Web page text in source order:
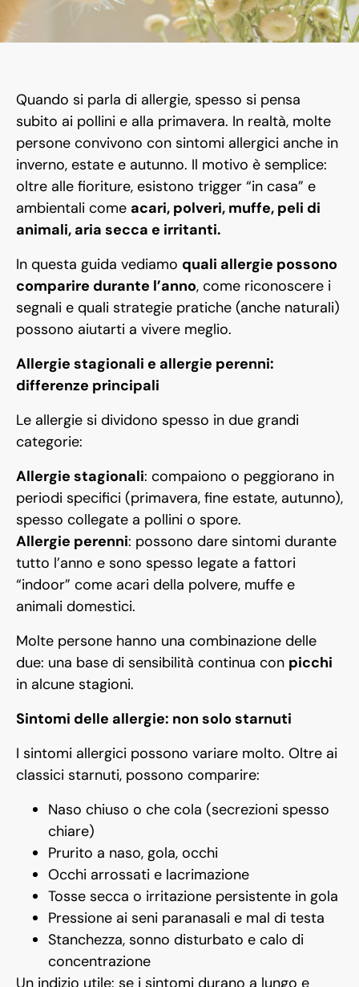
Quando si parla di allergie, spesso si pensa
subito ai pollini e alla primavera. In realtà, molte
persone convivono con sintomi allergici anche in
inverno, estate e autunno. Il motivo è semplice:
oltre alle fioriture, esistono trigger “in casa” e
ambientali come acari, polveri, muffe, peli di
animali, aria secca e irritanti.
In questa guida vediamo quali allergie possono
comparire durante l’anno, come riconoscere i
segnali e quali strategie pratiche (anche naturali)
possono aiutarti a vivere meglio.
Allergie stagionali e allergie perenni:
differenze principali
Le allergie si dividono spesso in due grandi
categorie:
Allergie stagionali: compaiono o peggiorano in
periodi specifici (primavera, fine estate, autunno),
spesso collegate a pollini o spore.
Allergie perenni: possono dare sintomi durante
tutto l’anno e sono spesso legate a fattori
“indoor” come acari della polvere, muffe e
animali domestici.
Molte persone hanno una combinazione delle
due: una base di sensibilità continua con picchi
in alcune stagioni.
Sintomi delle allergie: non solo starnuti
I sintomi allergici possono variare molto. Oltre ai
classici starnuti, possono comparire:
Naso chiuso o che cola (secrezioni spesso
chiare)
Prurito a naso, gola, occhi
Occhi arrossati e lacrimazione
Tosse secca o irritazione persistente in gola
Pressione ai seni paranasali e mal di testa
Stanchezza, sonno disturbato e calo di
concentrazione
Un indizio utile: se i sintomi durano a lungo e